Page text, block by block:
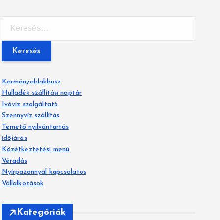
é
s
:
Kormányablakbusz
Hulladék szállítási naptár
Ivóvíz szolgáltató
Szennyvíz szállítás
Temető nyilvántartás
időjárás
Közétkeztetési menü
Véradás
Nyírpazonnyal kapcsolatos
Vállalkozások
Kategóriák